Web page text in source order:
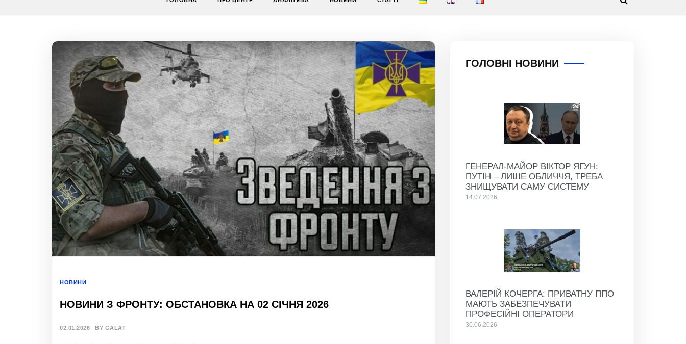
НОВИНИ
НОВИНИ З ФРОНТУ: ОБСТАНОВКА НА 02 СІЧНЯ 2026
02.01.2026 BY GALAT
ГОЛОВНІ НОВИНИ
ГЕНЕРАЛ-МАЙОР ВІКТОР ЯГУН:
ПУТІН – ЛИШЕ ОБЛИЧЧЯ, ТРЕБА
ЗНИЩУВАТИ САМУ СИСТЕМУ
14.07.2026
ВАЛЕРІЙ КОЧЕРГА: ПРИВАТНУ ППО
МАЮТЬ ЗАБЕЗПЕЧУВАТИ
ПРОФЕСІЙНІ ОПЕРАТОРИ
30.06.2026